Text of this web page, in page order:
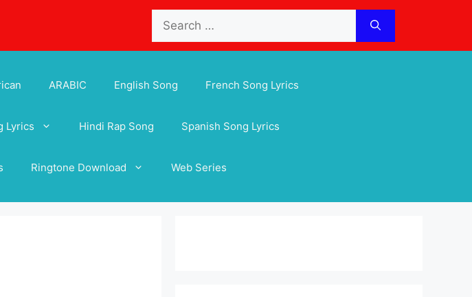
for:
ARABIC English Song French Song Lyrics
Lyrics Hindi Rap Song Spanish Song Lyrics
Ringtone Download Web Series